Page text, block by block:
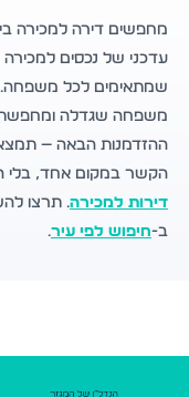
מחפשים דירה למכירה
עדכני של נכסים למכירה
שמתאימים לכל משפחה.
משפחה שגדלה
ההזדמנות הבאה —
הקשר במקום אחד, בלי
דירות למכירה. תרצו
ב-חיפוש לפי עיר.